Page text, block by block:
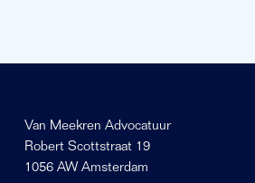
Van Meekren Advocatuur
Robert Scottstraat 19
1056 AW Amsterdam